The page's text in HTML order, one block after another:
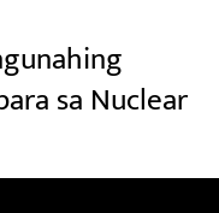
sa Nuclear